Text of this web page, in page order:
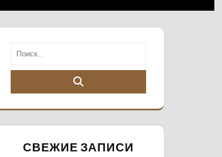
СВЕЖИЕ ЗАПИСИ